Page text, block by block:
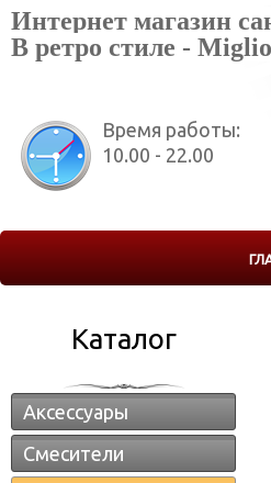
Интернет магазин
В ретро стиле -
Время работы:
10.00 - 22.00
Каталог
Аксессуары
Смесители